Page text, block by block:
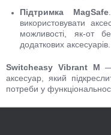
Підтримка MagSafe
використовувати
можливості, як-от
додаткових аксесуарів.
Switcheasy Vibrant M
аксесуар, який
потреби у